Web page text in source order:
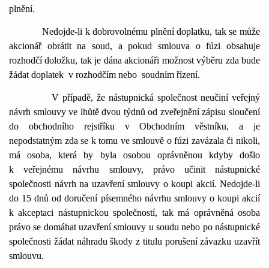
plnění.
Nedojde-li k dobrovolnému plnění doplatku, tak se může
akcionář obrátit na soud, a pokud smlouva o fúzi obsahuje
rozhodčí doložku, tak je dána akcionáři možnost výběru zda bude
žádat doplatek v rozhodčím nebo soudním řízení.
V případě, že nástupnická společnost neučiní veřejný
návrh smlouvy ve lhůtě dvou týdnů od zveřejnění zápisu sloučení
do obchodního rejstříku v Obchodním věstníku, a je
nepodstatným zda se k tomu ve smlouvě o fúzi zavázala či nikoli,
má osoba, která by byla osobou oprávněnou kdyby došlo
k veřejnému návrhu smlouvy, právo učinit nástupnické
společnosti návrh na uzavření smlouvy o koupi akcií. Nedojde-li
do 15 dnů od doručení písemného návrhu smlouvy o koupi akcií
k akceptaci nástupnickou společností, tak má oprávněná osoba
právo se domáhat uzavření smlouvy u soudu nebo po nástupnické
společnosti žádat náhradu škody z titulu porušení závazku uzavřít
smlouvu.